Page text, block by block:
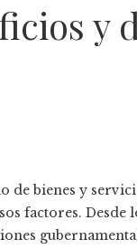
y
de bienes y
factores. Desde